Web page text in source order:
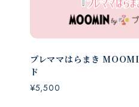
プレママはらまき
ド
¥5,500